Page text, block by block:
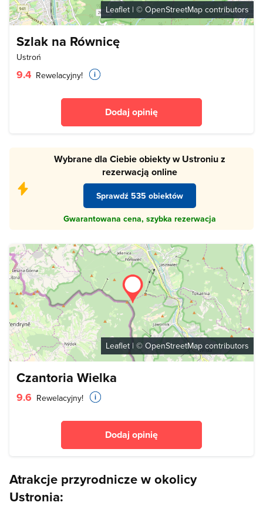
Leaflet | © OpenStreetMap contributors
Szlak na Równicę
Ustroń
9.4 Rewelacyjny!
Dodaj opinię
Wybrane dla Ciebie obiekty w Ustroniu z
rezerwacją online
Sprawdź 535 obiektów
Gwarantowana cena, szybka rezerwacja
Leaflet | © OpenStreetMap contributors
Czantoria Wielka
9.6 Rewelacyjny!
Dodaj opinię
Atrakcje przyrodnicze w okolicy
Ustronia: